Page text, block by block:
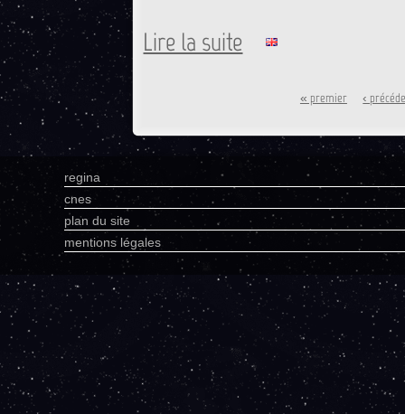
Lire la suite de HAO2 : Panne en cours
« premier ‹
regina
cnes
plan du site
mentions légales